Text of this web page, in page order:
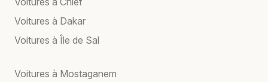
Voitures à Dakar
Voitures à Île de Sal
Voitures à Mostaganem